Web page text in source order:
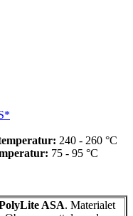
240 - 260 °C
75 - 95 °C
ASA. Materialet